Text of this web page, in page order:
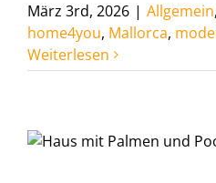
Unternehmen
März 3rd, 2026 | Allgemein,
home4you, Mallorca,
Weiterlesen